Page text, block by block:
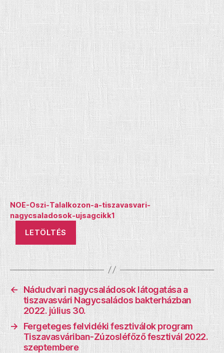
NOE-Oszi-Talalkozon-a-tiszavasvari-
nagycsaladosok-ujsagcikk1
LETÖLTÉS
← Nádudvari nagycsaládosok látogatása a
tiszavasvári Nagycsaládos bakterházban
2022. július 30.
→ Fergeteges felvidéki fesztiválok program
Tiszavasváriban-Zúzosléfőző fesztivál 2022.
szeptembere